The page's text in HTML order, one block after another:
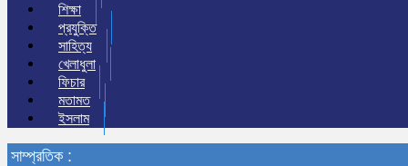
শিক্ষা
প্রযুক্তি
সাহিত্য
খেলাধুলা
ফিচার
মতামত
ইসলাম
সাম্প্রতিক :